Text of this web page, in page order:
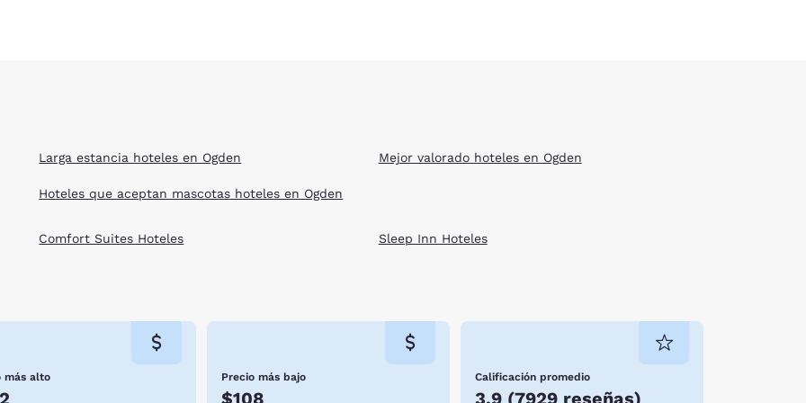
Larga estancia hoteles en Ogden
Hoteles que aceptan mascotas hoteles en Ogden
Mejor valorado hoteles en Ogden
Comfort Suites Hoteles Sleep Inn Hoteles
más alto Precio más bajo
$108
Calificación promedio
3.9 (7929 reseñas)